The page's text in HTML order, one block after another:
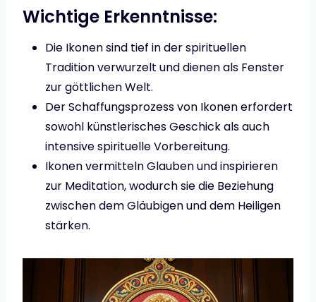
Wichtige Erkenntnisse:
Die Ikonen sind tief in der spirituellen
Tradition verwurzelt und dienen als Fenster
zur göttlichen Welt.
Der Schaffungsprozess von Ikonen erfordert
sowohl künstlerisches Geschick als auch
intensive spirituelle Vorbereitung.
Ikonen vermitteln Glauben und inspirieren
zur Meditation, wodurch sie die Beziehung
zwischen dem Gläubigen und dem Heiligen
stärken.